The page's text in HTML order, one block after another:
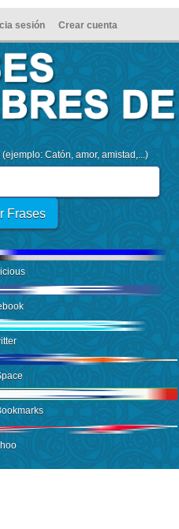
sesión Crear cuenta
Catón, amor, amistad,...)